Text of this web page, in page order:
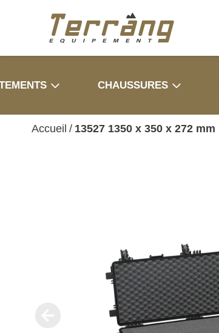
CHAUSSURES
Accueil / 13527 1350 x 350 x 272 mm